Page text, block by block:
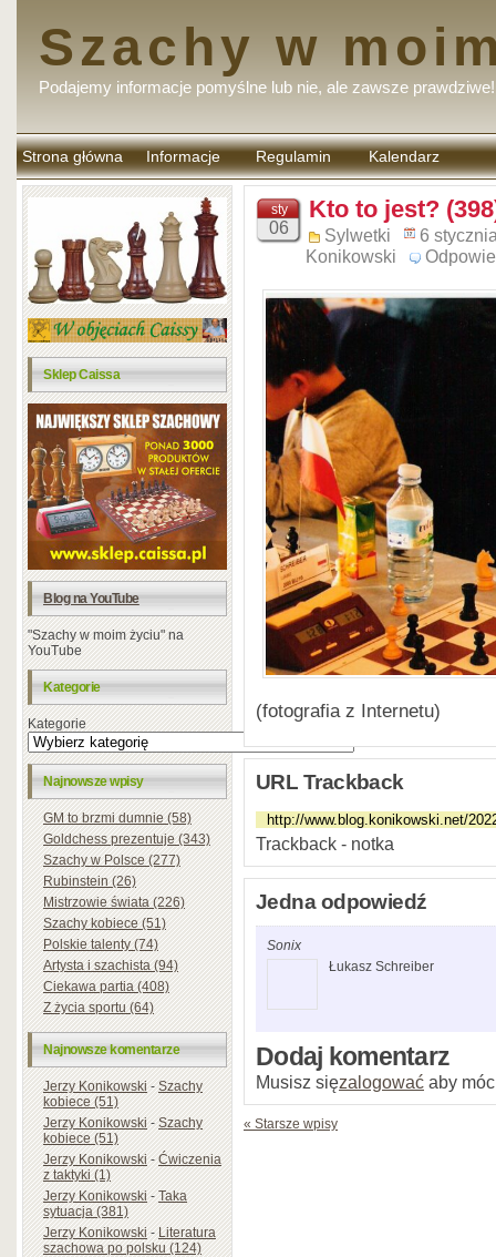
Szachy w
Podajemy informacje pomyślne lub nie, ale zawsze prawdziwe!
Strona główna Informacje Regulamin
komentarzy
Kalendarz
Sklep Caissa
Blog na YouTube
"Szachy w moim życiu" na
YouTube
Kategorie
Kategorie
Najnowsze wpisy
GM to brzmi dumnie (58)
Goldchess prezentuje (343)
Szachy w Polsce (277)
Rubinstein (26)
Mistrzowie świata (226)
Szachy kobiece (51)
Polskie talenty (74)
Artysta i szachista (94)
Ciekawa partia (408)
Z życia sportu (64)
Najnowsze komentarze
Jerzy Konikowski-Szachy
kobiece (51)
Jerzy Konikowski-Szachy
kobiece (51)
Jerzy Konikowski-Ćwiczenia
z taktyki (1)
Jerzy Konikowski-Taka
sytuacja (381)
Jerzy Konikowski-Literatura
szachowa po polsku (124)
sty
06
Kto to jest?
Sylwetki
6
Konikowski
(fotografia z Internetu)
URL Trackback
Trackback - notka
Jedna odpowiedź
Sonix
Łukasz Schreiber
Dodaj komentarz
Musisz sięzalogować aby
« Starsze wpisy